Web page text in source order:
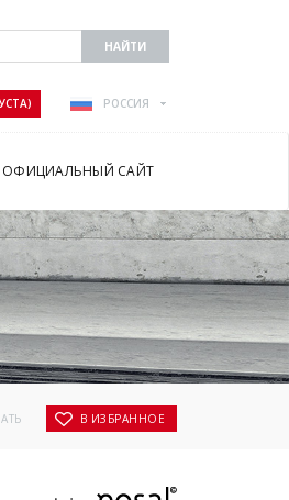
РОССИЯ
ОФИЦИАЛЬНЫЙ САЙТ
В ИЗБРАННОЕ